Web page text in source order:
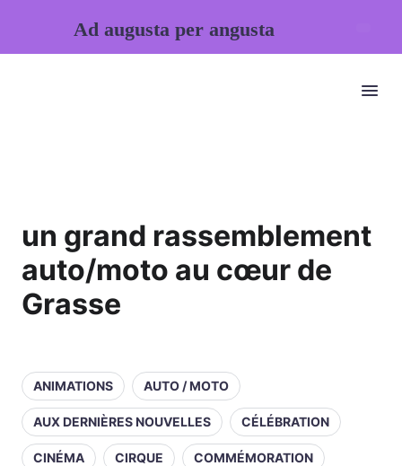
un grand rassemblement
auto/moto au cœur de
Grasse
ANIMATIONS AUTO / MOTO
AUX DERNIÈRES NOUVELLES CÉLÉBRATION
CINÉMA CIRQUE COMMÉMORATION
Ad augusta per angusta